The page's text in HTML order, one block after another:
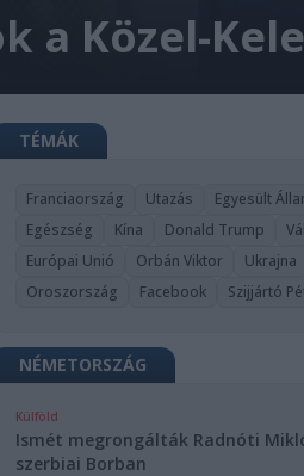
a Közel-
TÉMÁK
Franciaország Utazás Egyesült
Egészség
Kína Donald Trump
Európai Unió
Orbán Viktor Ukrajna
Oroszország
Facebook Szijjártó
NÉMETORSZÁG
Külföld
Ismét megrongálták Radnóti
szerbiai Borban